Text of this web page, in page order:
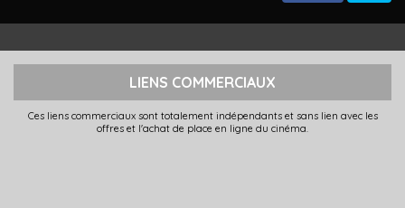
LIENS COMMERCIAUX
Ces liens commerciaux sont totalement indépendants et sans lien avec les
offres et l'achat de place en ligne du cinéma.